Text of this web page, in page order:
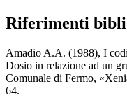
Riferimenti
Amadio A.A. (1988), I
Dosio in relazione ad un
Comunale di Fermo,
64.